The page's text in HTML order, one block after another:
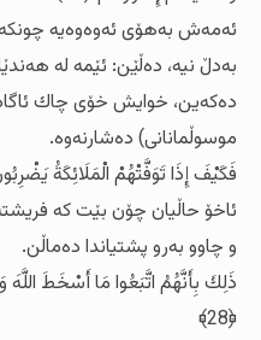
ئه‌مه‌ش به‌هۆی ئه‌وه‌وه‌یه‌ چونکه‌
به‌دڵ نیه‌، ده‌ڵێن: ئێمه‌ له‌
ده‌که‌ین، خوایش خۆی چاك
موسوڵمانانی) ده‌شارنه‌وه‌.
فَكَيْفَ إِذَا تَوَفَّتْهُمْ الْمَلَائِكَةُ
ئاخۆ حاڵیان چۆن بێت که‌
و چاوو به‌رو پشتیاندا ده‌ماڵن.
ذَلِكَ بِأَنَّهُمُ اتَّبَعُوا مَا أَسْخَطَ
﴿28﴾